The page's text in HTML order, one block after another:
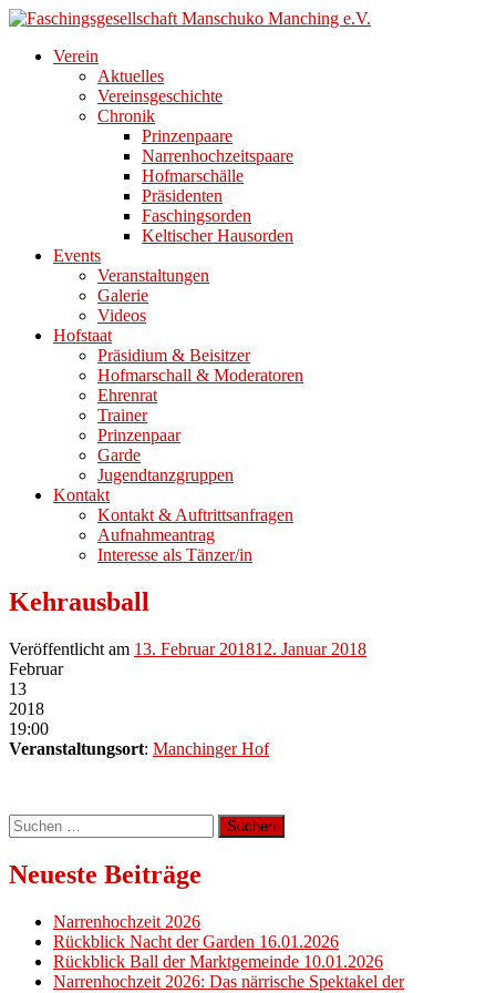
Direkt
Inhalt
Verein
Aktuelles
Vereinsgeschichte
Chronik
Prinzenpaare
Narrenhochzeitspaare
Hofmarschälle
Präsidenten
Faschingsorden
Keltischer Hausorden
Events
Veranstaltungen
Galerie
Videos
Hofstaat
Präsidium & Beisitzer
Hofmarschall & Moderatoren
Ehrenrat
Trainer
Prinzenpaar
Garde
Jugendtanzgruppen
Kontakt
Kontakt & Auftrittsanfragen
Aufnahmeantrag
Interesse als Tänzer/in
Kehrausball
Veröffentlicht am 13. Februar 201812. Januar 2018
Februar
13
2018
19:00
Veranstaltungsort: Manchinger Hof
Suchen
nach:
Neueste Beiträge
Narrenhochzeit 2026
Rückblick Nacht der Garden 16.01.2026
Rückblick Ball der Marktgemeinde 10.01.2026
Narrenhochzeit 2026: Das närrische Spektakel der